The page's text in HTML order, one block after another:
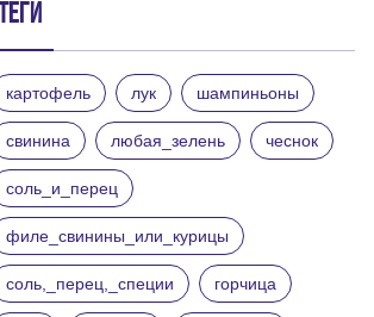
Теги
картофель лук шампиньоны
свинина любая_зелень чеснок
соль_и_перец
филе_свинины_или_курицы
соль,_перец,_специи горчица